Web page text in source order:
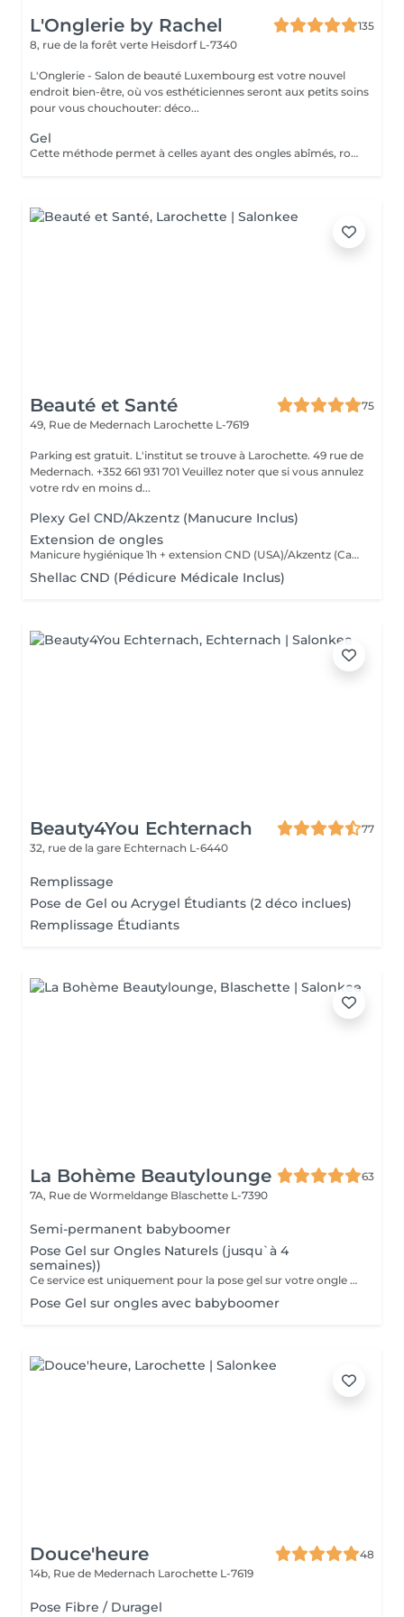
L'Onglerie by Rachel
135
8, rue de la forêt verte Heisdorf L-7340
L'Onglerie - Salon de beauté Luxembourg est votre nouvel
endroit bien-être, où vos esthéticiennes seront aux petits soins
pour vous chouchouter: déco...
Gel
Cette méthode permet à celles ayant des ongles abîmés, rongés, cassants, de retrouver de très jolies mains. En rallongement ou en simple gainage, le gel apportera solidité à vos ongles, et une couleur longue durée
Beauté et Santé
75
49, Rue de Medernach Larochette L-7619
Parking est gratuit. L'institut se trouve à Larochette. 49 rue de
Medernach. +352 661 931 701 Veuillez noter que si vous annulez
votre rdv en moins d...
Plexy Gel CND/Akzentz (Manucure Inclus)
Extension de ongles
Manicure hygiénique 1h + extension CND (USA)/Akzentz (Canada)1h30
Shellac CND (Pédicure Médicale Inclus)
Beauty4You Echternach
77
32, rue de la gare Echternach L-6440
Remplissage
Pose de Gel ou Acrygel Étudiants (2 déco inclues)
Remplissage Étudiants
La Bohème Beautylounge
63
7A, Rue de Wormeldange Blaschette L-7390
Semi-permanent babyboomer
Pose Gel sur Ongles Naturels (jusqu`à 4
semaines))
Ce service est uniquement pour la pose gel sur votre ongle naturel !!!
Pose Gel sur ongles avec babyboomer
Douce'heure
48
14b, Rue de Medernach Larochette L-7619
Pose Fibre / Duragel